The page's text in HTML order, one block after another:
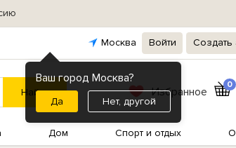
Москва
Ваш город Москва?
Нет, другой
Войти Создать
Избранное
0
Дом Спорт и отдых